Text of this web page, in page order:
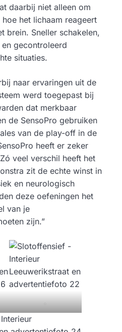
daarbij niet alleen om
het lichaam reageert
brein. Sneller schakelen,
gecontroleerd
situaties.
naar ervaringen uit de
werd toegepast bij
dat merkbaar
de SensoPro gebruiken
van de play-off in de
heeft er zeker
veel verschil heeft het
zit de echte winst in
en neurologisch
deze oefeningen het
van je
zijn.”
.